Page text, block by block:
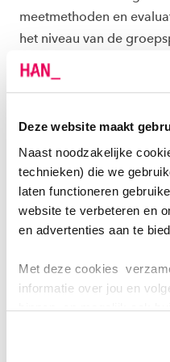
Deze website maakt
Naast noodzakelijke
technieken) die we
laten functioneren
website te verbeteren en
en advertenties aan te
Met deze cookies
informatie over jou en
binnen, en mogelijk ook
website en
meetmethoden en
het niveau van de
landelijk een uitspraak te
resultaat van de
De voorzitter van het
Overgewicht en Obesitas
“Zolang wij bij dezelfde
doelen stellen en een
hanteren, zullen wij er
besluitvormende
is”. De deelnemende
het ziektebeeld CVRM
minder diëtistische zorg